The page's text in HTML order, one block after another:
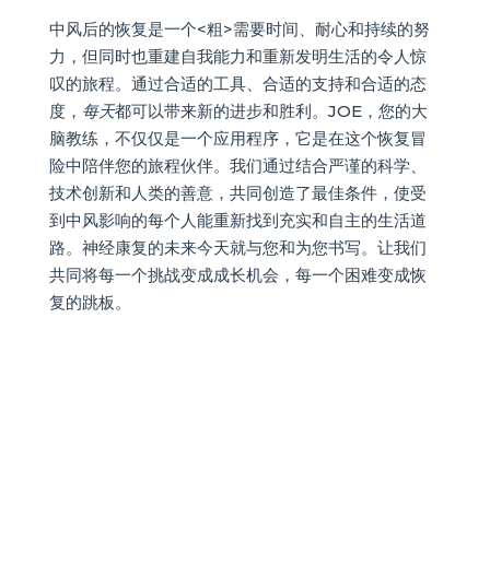
中风后的恢复是一个<粗>需要时间、耐心和持续的努
力，但同时也重建自我能力和重新发明生活的令人惊
叹的旅程。通过合适的工具、合适的支持和合适的态
度， 每天都可以带来新的进步和胜利。JOE，您的大
脑教练，不仅仅是一个应用程序，它是在这个恢复冒
险中陪伴您的旅程伙伴。我们通过结合严谨的科学、
技术创新和人类的善意，共同创造了最佳条件，使受
到中风影响的每个人能重新找到充实和自主的生活道
路。神经康复的未来今天就与您和为您书写。让我们
共同将每一个挑战变成成长机会，每一个困难变成恢
复的跳板。